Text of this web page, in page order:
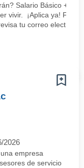
Salario Básico +
vivir. ¡Aplica ya!
tu correo
2026
empresa
de servicio